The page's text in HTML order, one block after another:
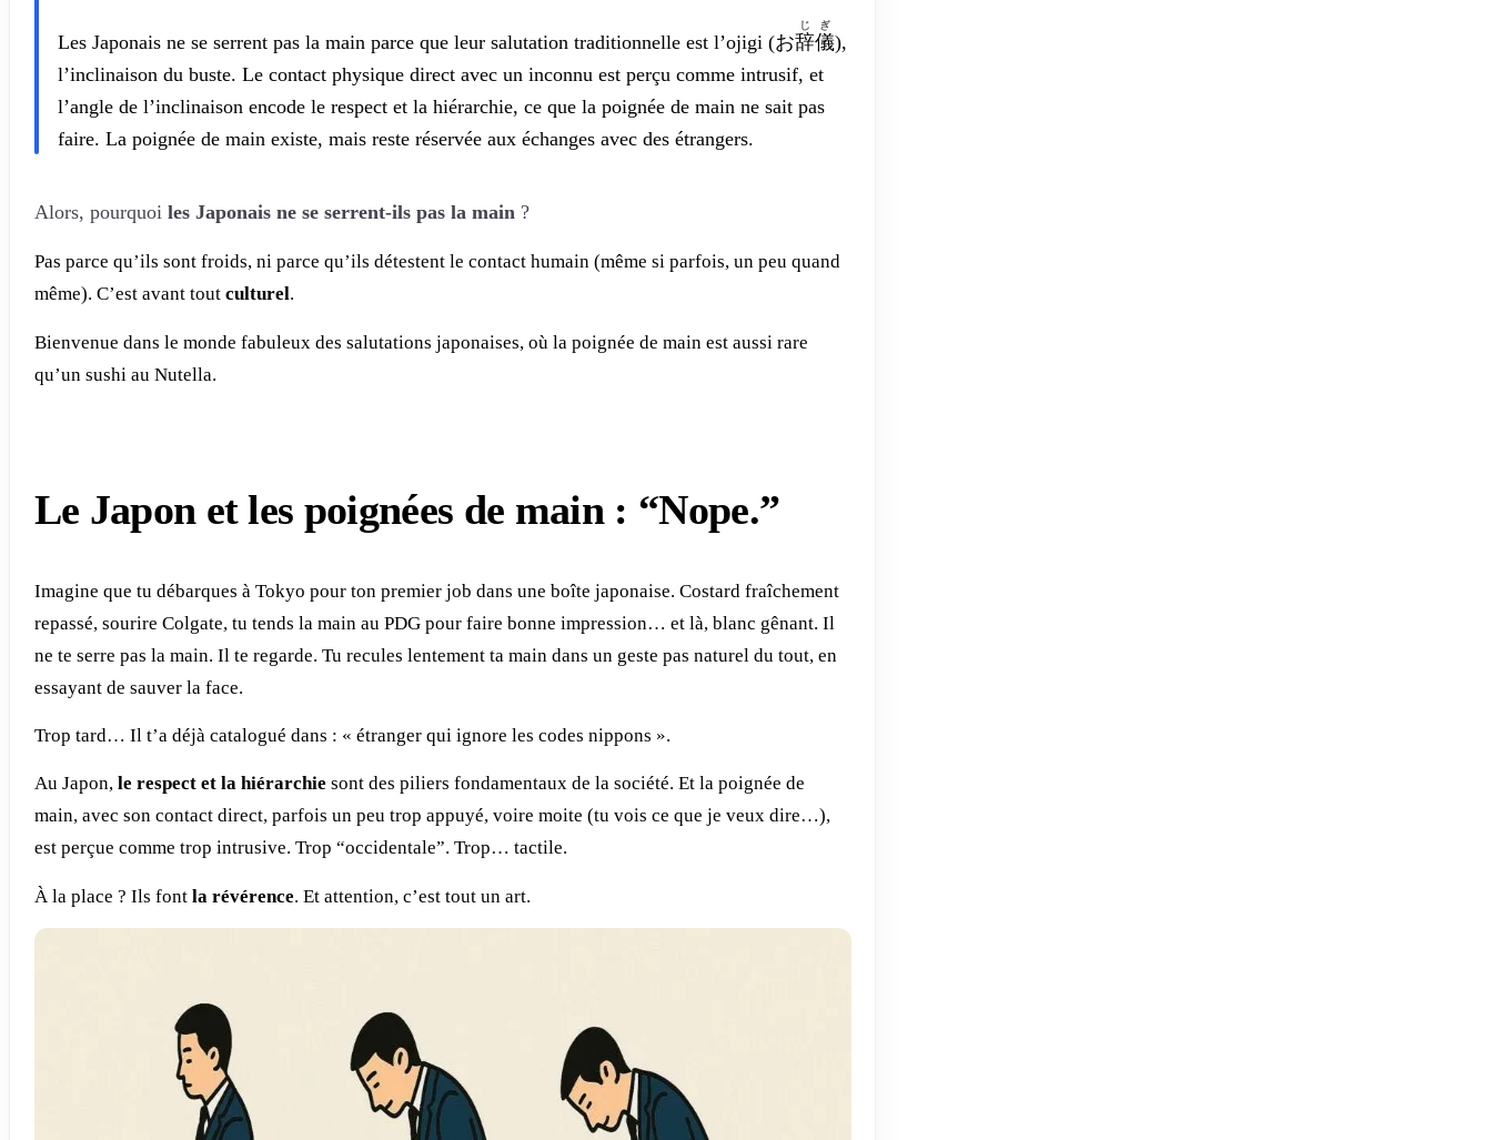
Les Japonais ne se serrent pas la main parce que leur salutation traditionnelle est l’ojigi (お辞
じ
儀
ぎ
),
l’inclinaison du buste. Le contact physique direct avec un inconnu est perçu comme intrusif, et
l’angle de l’inclinaison encode le respect et la hiérarchie, ce que la poignée de main ne sait pas
faire. La poignée de main existe, mais reste réservée aux échanges avec des étrangers.
Alors, pourquoi les Japonais ne se serrent-ils pas la main ?
Pas parce qu’ils sont froids, ni parce qu’ils détestent le contact humain (même si parfois, un peu quand
même). C’est avant tout culturel.
Bienvenue dans le monde fabuleux des salutations japonaises, où la poignée de main est aussi rare
qu’un sushi au Nutella.
Le Japon et les poignées de main : “Nope.”
Imagine que tu débarques à Tokyo pour ton premier job dans une boîte japonaise. Costard fraîchement
repassé, sourire Colgate, tu tends la main au PDG pour faire bonne impression… et là, blanc gênant. Il
ne te serre pas la main. Il te regarde. Tu recules lentement ta main dans un geste pas naturel du tout, en
essayant de sauver la face.
Trop tard… Il t’a déjà catalogué dans : « étranger qui ignore les codes nippons ».
Au Japon, le respect et la hiérarchie sont des piliers fondamentaux de la société. Et la poignée de
main, avec son contact direct, parfois un peu trop appuyé, voire moite (tu vois ce que je veux dire…),
est perçue comme trop intrusive. Trop “occidentale”. Trop… tactile.
À la place ? Ils font la révérence. Et attention, c’est tout un art.